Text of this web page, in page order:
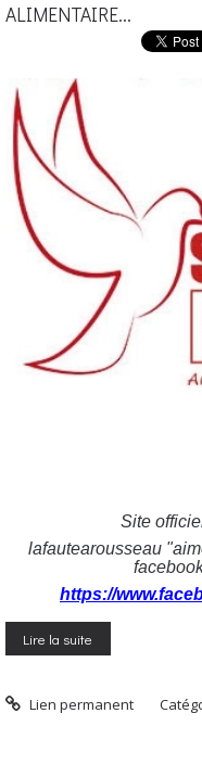
ALIMENTAIRE...
Site
lafautearousseau
https://
Lire la suite
Lien permanent